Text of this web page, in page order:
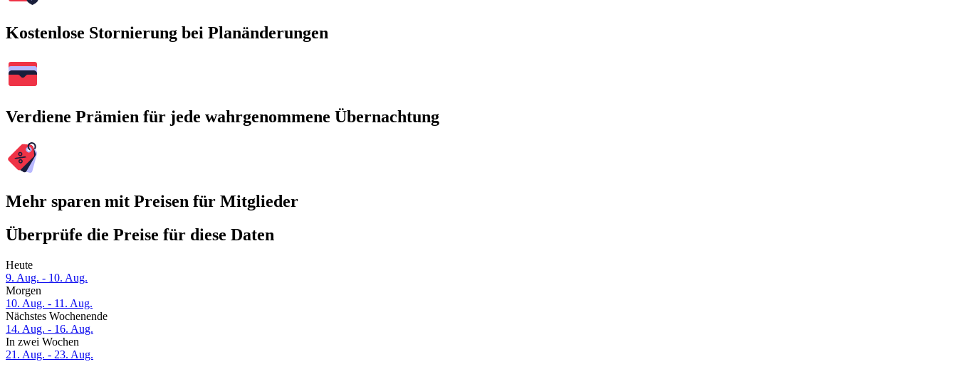
Kostenlose Stornierung bei Planänderungen
Verdiene Prämien für jede wahrgenommene Übernachtung
Mehr sparen mit Preisen für Mitglieder
Überprüfe die Preise für diese Daten
Heute
9. Aug. - 10. Aug.
Morgen
10. Aug. - 11. Aug.
Nächstes Wochenende
14. Aug. - 16. Aug.
In zwei Wochen
21. Aug. - 23. Aug.